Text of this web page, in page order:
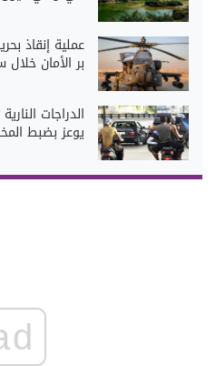
عملية إنقاذ
بر الأمان خلال
الدراجات
يوعز بضبط